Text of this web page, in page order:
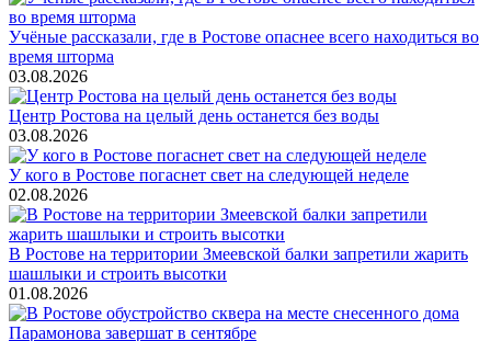
Учёные рассказали, где в Ростове опаснее всего находиться во
время шторма
03.08.2026
Центр Ростова на целый день останется без воды
03.08.2026
У кого в Ростове погаснет свет на следующей неделе
02.08.2026
В Ростове на территории Змеевской балки запретили жарить
шашлыки и строить высотки
01.08.2026